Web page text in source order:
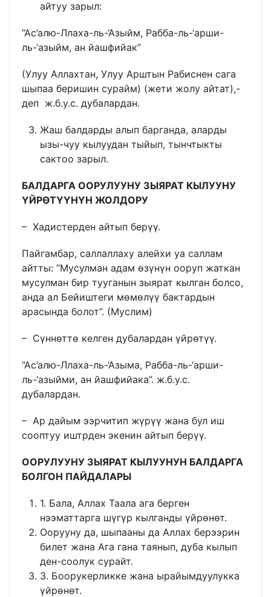
айтуу зарыл:
“Ас’алю-Ллаха-ль-‘Азыйм, Рабба-ль-‘арши-
ль-‘азыйм, ан йашфийак”
(Улуу Аллахтан, Улуу Арштын Рабиснен сага
шыпаа беришин сурайм) (жети жолу айтат),-
деп ж.б.у.с. дубалардан.
Жаш балдарды алып барганда, аларды
ызы-чуу кылуудан тыйып, тынчтыкты
сактоо зарыл.
БАЛДАРГА ООРУЛУУНУ ЗЫЯРАТ КЫЛУУНУ
ҮЙРӨТҮҮНҮН ЖОЛДОРУ
– Хадистерден айтып берүү.
Пайгамбар, саллаллаху алейхи уа саллам
айтты: “Мусулман адам өзүнүн ооруп жаткан
мусулман бир тууганын зыярат кылган болсо,
анда ал Бейиштеги мөмөлүү бактардын
арасында болот”. (Муслим)
– Сүннөттө келген дубалардан үйрөтүү.
“Ас’алю-Ллаха-ль-‘Азыма, Рабба-ль-‘арши-
ль-‘азыйми, ан йашфийака”. ж.б.у.с.
дубалардан.
– Ар дайым ээрчитип жүрүү жана бул иш
сооптуу иштрден экенин айтып берүү.
ООРУЛУУНУ ЗЫЯРАТ КЫЛУУНУН БАЛДАРГА
БОЛГОН ПАЙДАЛАРЫ
1. Бала, Аллах Таала ага берген
нээматтарга шүгүр кылганды үйрөнөт.
Оорууну да, шыпааны да Аллах берээрин
билет жана Ага гана таянып, дуба кылып
ден-соолук сурайт.
3. Боорукерликке жана ырайымдуулукка
үйрөнөт.